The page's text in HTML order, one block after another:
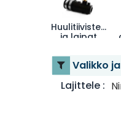
Huulitiivisteet
ja laipat
Valikko
Lajittele :